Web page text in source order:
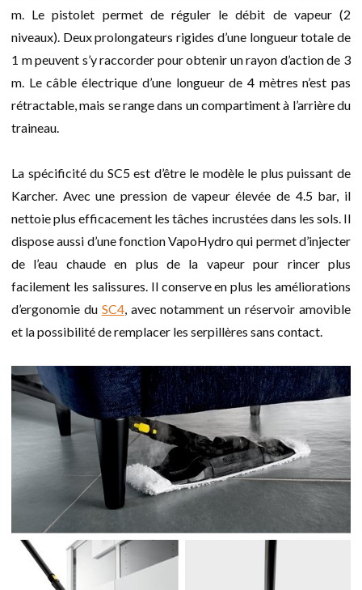
m. Le pistolet permet de réguler le débit de vapeur (2
niveaux). Deux prolongateurs rigides d’une longueur totale de
1 m peuvent s’y raccorder pour obtenir un rayon d’action de 3
m. Le câble électrique d’une longueur de 4 mètres n’est pas
rétractable, mais se range dans un compartiment à l’arrière du
traineau.
La spécificité du SC5 est d’être le modèle le plus puissant de
Karcher. Avec une pression de vapeur élevée de 4.5 bar, il
nettoie plus efficacement les tâches incrustées dans les sols. Il
dispose aussi d’une fonction VapoHydro qui permet d’injecter
de l’eau chaude en plus de la vapeur pour rincer plus
facilement les salissures. Il conserve en plus les améliorations
d’ergonomie du SC4, avec notamment un réservoir amovible
et la possibilité de remplacer les serpillères sans contact.